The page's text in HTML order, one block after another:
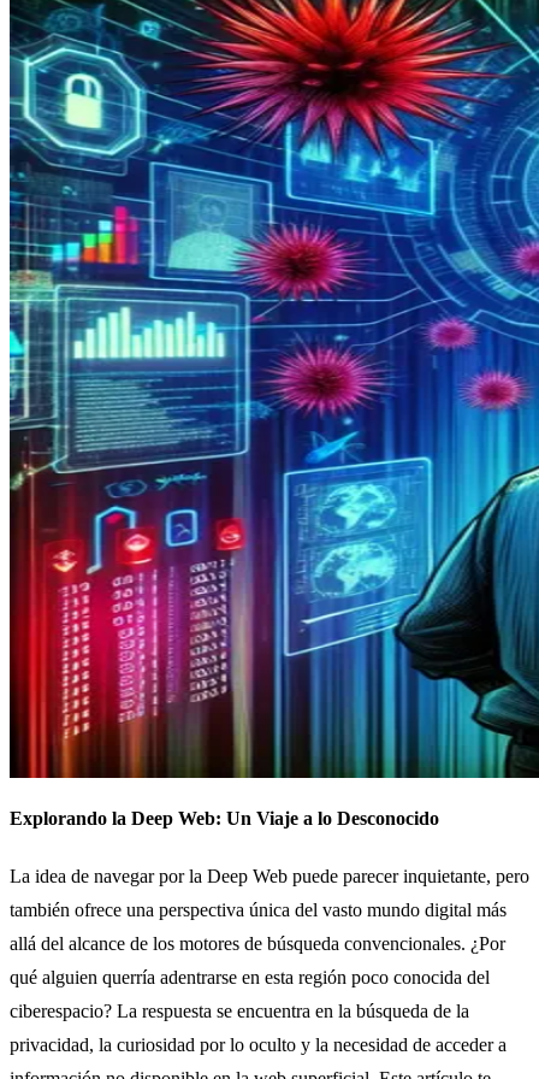
Explorando la Deep Web: Un Viaje a lo Desconocido
La idea de navegar por la Deep Web puede parecer inquietante, pero
también ofrece una perspectiva única del vasto mundo digital más
allá del alcance de los motores de búsqueda convencionales. ¿Por
qué alguien querría adentrarse en esta región poco conocida del
ciberespacio? La respuesta se encuentra en la búsqueda de la
privacidad, la curiosidad por lo oculto y la necesidad de acceder a